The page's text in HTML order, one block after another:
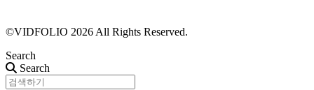
©VIDFOLIO 2026 All Rights Reserved.
Search
Search